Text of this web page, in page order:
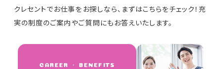
クレセントでお仕事をお探しなら、まずはこちらをチェック！充
実の制度のご案内やご質問にもお答えいたします。
CAREER ・ BENEFITS